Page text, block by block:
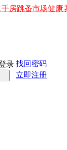
手房跳蚤市场健康
录 找回密码
立即注册